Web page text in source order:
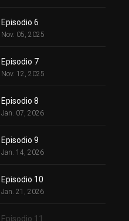
Episodio 6
Nov. 05, 2025
Episodio 7
Nov. 12, 2025
Episodio 8
Jan. 07, 2026
Episodio 9
Jan. 14, 2026
Episodio 10
Jan. 21, 2026
Episodio 11